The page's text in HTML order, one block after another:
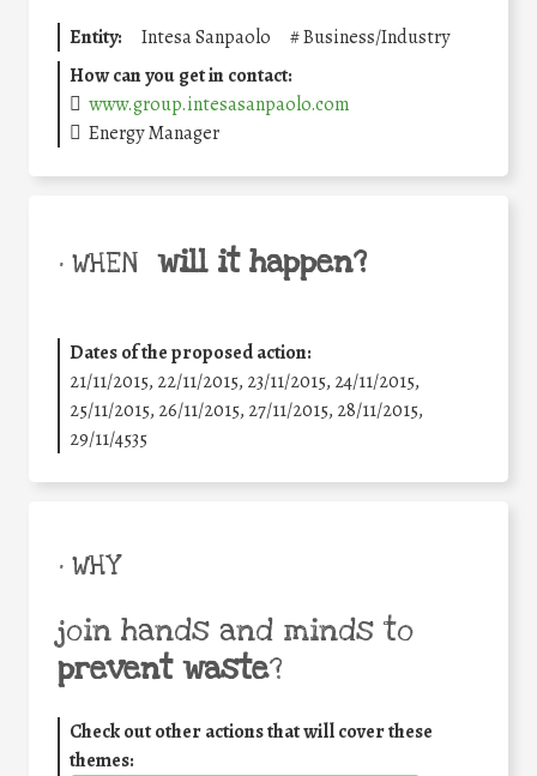
Entity: Intesa Sanpaolo #Business/Industry
How can you get in contact:
www.group.intesasanpaolo.com
Energy Manager
• WHEN will it happen?
Dates of the proposed action:
21/11/2015, 22/11/2015, 23/11/2015, 24/11/2015,
25/11/2015, 26/11/2015, 27/11/2015, 28/11/2015,
29/11/4535
• WHY
join hands and minds to
prevent waste?
Check out other actions that will cover these
themes: